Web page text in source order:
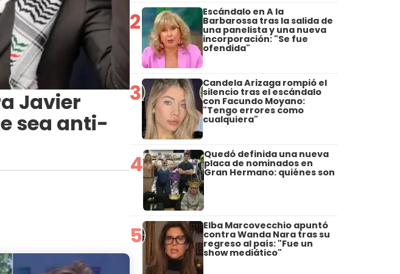
Javier
sea anti-
2 Escándalo en A la
Barbarossa tras la salida de
una panelista y una nueva
incorporación: "Se fue
ofendida"
3 Candela Arizaga rompió el
silencio tras el escándalo
con Facundo Moyano:
"Tengo errores como
cualquiera"
4 Quedó definida una nueva
placa de nominados en
Gran Hermano: quiénes son
5 Elba Marcovecchio apuntó
contra Wanda Nara tras su
regreso al país: "Fue un
show mediático"